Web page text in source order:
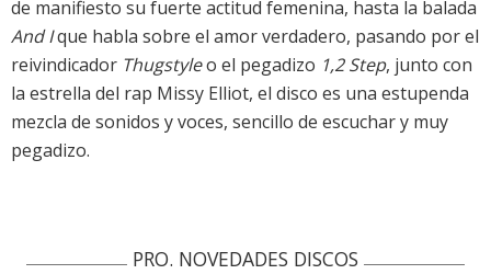
de manifiesto su fuerte actitud femenina, hasta la balada
And Ique habla sobre el amor verdadero, pasando por el
reivindicador Thugstyleo el pegadizo 1,2 Step, junto con
la estrella del rap Missy Elliot, el disco es una estupenda
mezcla de sonidos y voces, sencillo de escuchar y muy
pegadizo.
PRO. NOVEDADES DISCOS